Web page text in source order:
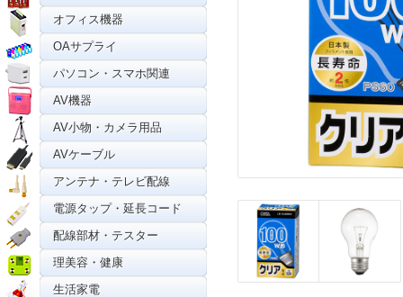
オフィス機器
OAサプライ
パソコン・スマホ関連
AV機器
AV小物・カメラ用品
AVケーブル
アンテナ・テレビ配線
電源タップ・延長コード
配線部材・テスター
理美容・健康
生活家電